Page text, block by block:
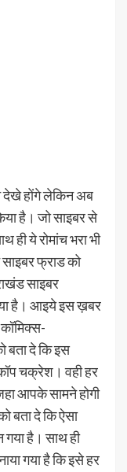
होंगे लेकिन अब
है। जो साइबर से
ये रोमांच भरा भी
फ्राड को
साइबर
है। आइये इस ख़बर
दे कि इस
चक्रेश। वही हर
आपके सामने होगी
बता दे कि ऐसा
गया है। साथ ही
गया है कि इसे हर